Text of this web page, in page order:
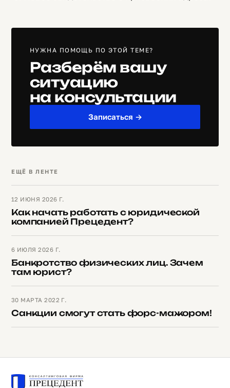
НУЖНА ПОМОЩЬ ПО ЭТОЙ ТЕМЕ?
Разберём вашу
ситуацию
на консультации
Записаться →
ЕЩЁ В ЛЕНТЕ
12 ИЮНЯ 2026 Г.
Как начать работать с юридической
компанией Прецедент?
6 ИЮЛЯ 2026 Г.
Банкротство физических лиц. Зачем
там юрист?
30 МАРТА 2022 Г.
Санкции смогут стать форс-мажором!